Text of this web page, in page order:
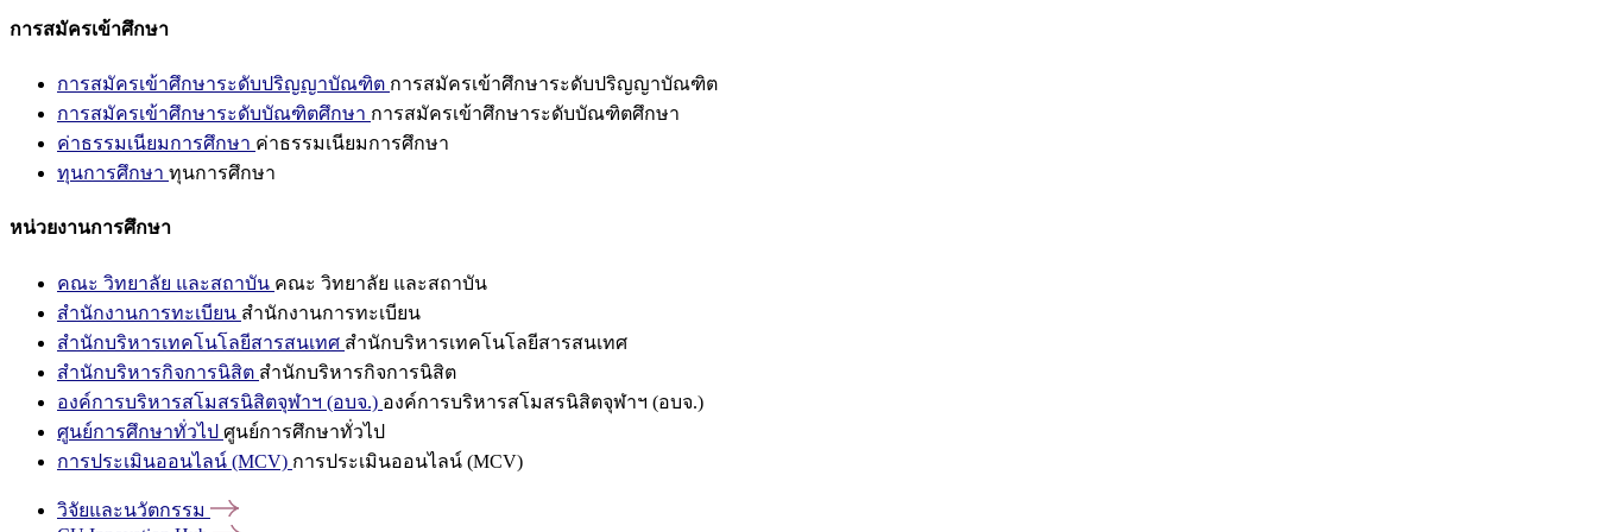
การสมัครเข้าศึกษา
การสมัครเข้าศึกษาระดับปริญญาบัณฑิต การสมัครเข้าศึกษาระดับปริญญาบัณฑิต
การสมัครเข้าศึกษาระดับบัณฑิตศึกษา การสมัครเข้าศึกษาระดับบัณฑิตศึกษา
ค่าธรรมเนียมการศึกษา ค่าธรรมเนียมการศึกษา
ทุนการศึกษา ทุนการศึกษา
หน่วยงานการศึกษา
คณะ วิทยาลัย และสถาบัน คณะ วิทยาลัย และสถาบัน
สำนักงานการทะเบียน สำนักงานการทะเบียน
สำนักบริหารเทคโนโลยีสารสนเทศ สำนักบริหารเทคโนโลยีสารสนเทศ
สำนักบริหารกิจการนิสิต สำนักบริหารกิจการนิสิต
องค์การบริหารสโมสรนิสิตจุฬาฯ (อบจ.) องค์การบริหารสโมสรนิสิตจุฬาฯ (อบจ.)
ศูนย์การศึกษาทั่วไป ศูนย์การศึกษาทั่วไป
การประเมินออนไลน์ (MCV) การประเมินออนไลน์ (MCV)
วิจัยและนวัตกรรม